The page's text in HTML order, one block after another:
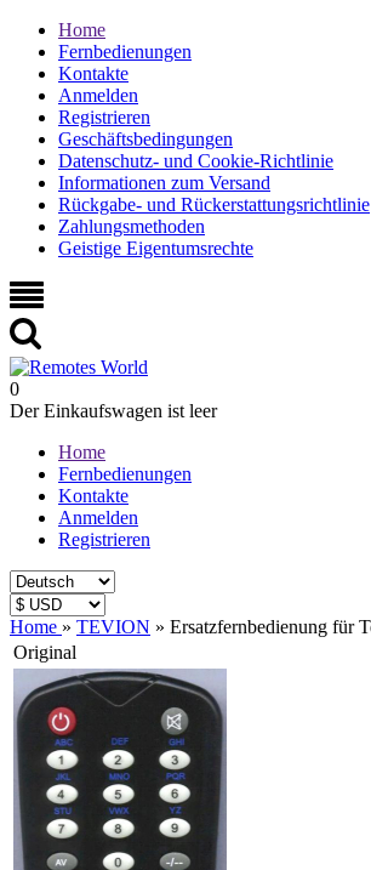
Home
Fernbedienungen
Kontakte
Anmelden
Registrieren
Geschäftsbedingungen
Datenschutz- und Cookie-Richtlinie
Informationen zum Versand
Rückgabe- und Rückerstattungsrichtlinie
Zahlungsmethoden
Geistige Eigentumsrechte
0
Der Einkaufswagen ist leer
Home
Fernbedienungen
Kontakte
Anmelden
Registrieren
Home » TEVION » Ersatzfernbedienung für
Original